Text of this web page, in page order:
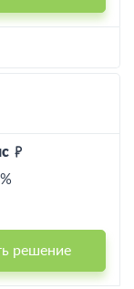
решение